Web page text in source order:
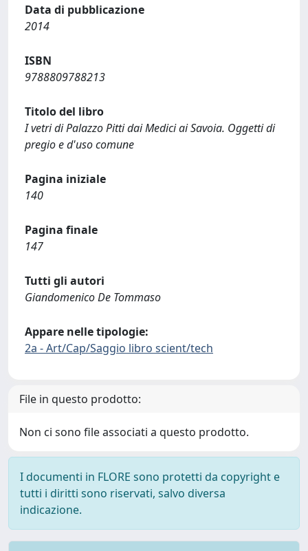
Data di pubblicazione
2014
ISBN
9788809788213
Titolo del libro
I vetri di Palazzo Pitti dai Medici ai Savoia. Oggetti di
pregio e d'uso comune
Pagina iniziale
140
Pagina finale
147
Tutti gli autori
Giandomenico De Tommaso
Appare nelle tipologie:
2a - Art/Cap/Saggio libro scient/tech
File in questo prodotto:
Non ci sono file associati a questo prodotto.
I documenti in FLORE sono protetti da copyright e
tutti i diritti sono riservati, salvo diversa
indicazione.